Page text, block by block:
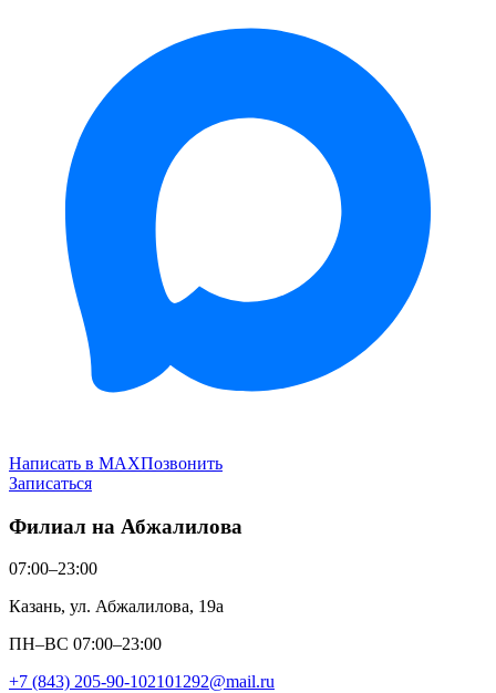
Написать в MAXПозвонить
Записаться
Филиал на Абжалилова
07:00–23:00
Казань, ул. Абжалилова, 19а
ПН–ВС 07:00–23:00
+7 (843) 205-90-102101292@mail.ru